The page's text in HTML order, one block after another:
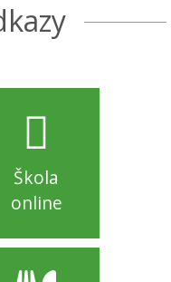
Škola
online